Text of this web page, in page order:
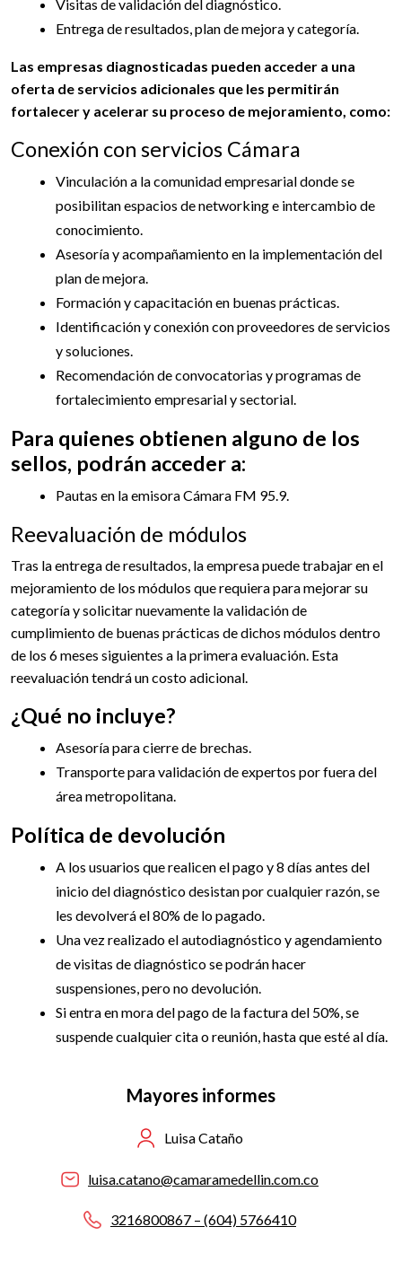
Visitas de validación del diagnóstico.
Entrega de resultados, plan de mejora y categoría.
Las empresas diagnosticadas pueden acceder a una
oferta de servicios adicionales que les permitirán
fortalecer y acelerar su proceso de mejoramiento, como:
Conexión con servicios Cámara
Vinculación a la comunidad empresarial donde se
posibilitan espacios de networking e intercambio de
conocimiento.
Asesoría y acompañamiento en la implementación del
plan de mejora.
Formación y capacitación en buenas prácticas.
Identificación y conexión con proveedores de servicios
y soluciones.
Recomendación de convocatorias y programas de
fortalecimiento empresarial y sectorial.
Para quienes obtienen alguno de los
sellos, podrán acceder a:
Pautas en la emisora Cámara FM 95.9.
Reevaluación de módulos
Tras la entrega de resultados, la empresa puede trabajar en el
mejoramiento de los módulos que requiera para mejorar su
categoría y solicitar nuevamente la validación de
cumplimiento de buenas prácticas de dichos módulos dentro
de los 6 meses siguientes a la primera evaluación. Esta
reevaluación tendrá un costo adicional.
¿Qué no incluye?
Asesoría para cierre de brechas.
Transporte para validación de expertos por fuera del
área metropolitana.
Política de devolución
A los usuarios que realicen el pago y 8 días antes del
inicio del diagnóstico desistan por cualquier razón, se
les devolverá el 80% de lo pagado.
Una vez realizado el autodiagnóstico y agendamiento
de visitas de diagnóstico se podrán hacer
suspensiones, pero no devolución.
Si entra en mora del pago de la factura del 50%, se
suspende cualquier cita o reunión, hasta que esté al día.
Mayores informes
Luisa Cataño
luisa.catano@camaramedellin.com.co
3216800867 – (604) 5766410